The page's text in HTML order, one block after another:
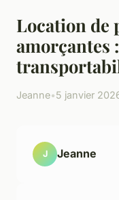
Location de
amorçantes
Jeanne•5 janvier
J Jeanne